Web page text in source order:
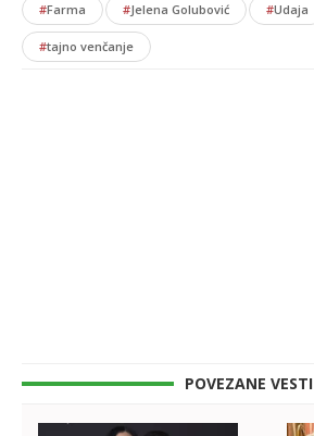
#Farma #Jelena Golubović #Udaja
#tajno venčanje
POVEZANE VESTI